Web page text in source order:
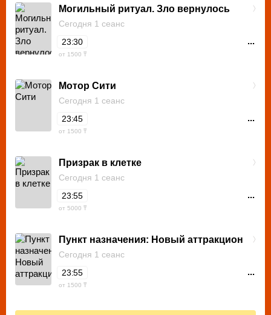
Могильный ритуал. Зло вернулось
Сегодня 1 сеанс
23:30
от 1500 ₸
...
Мотор Сити
Сегодня 1 сеанс
23:45
от 1500 ₸
...
Призрак в клетке
Сегодня 1 сеанс
23:55
от 5000 ₸
...
Пункт назначения: Новый аттракцион
Сегодня 1 сеанс
23:55
от 1500 ₸
...